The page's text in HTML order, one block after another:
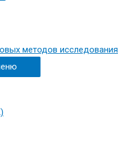
методов исследования